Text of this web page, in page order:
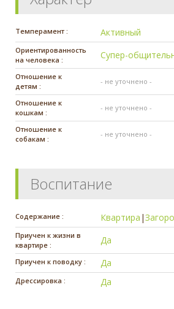
Темперамент : Активный
Ориентированность
на человека :
Супер-
Отношение к
детям :
- не уточнено -
Отношение к
кошкам :
- не уточнено -
Отношение к
собакам :
- не уточнено -
Воспитание
Содержание : Квартира |
Приучен к жизни в
квартире :
Да
Приучен к поводку : Да
Дрессировка : Да